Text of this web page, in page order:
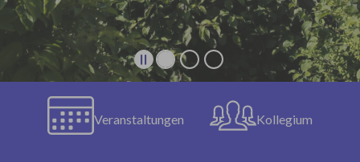
Veranstaltungen Kollegium